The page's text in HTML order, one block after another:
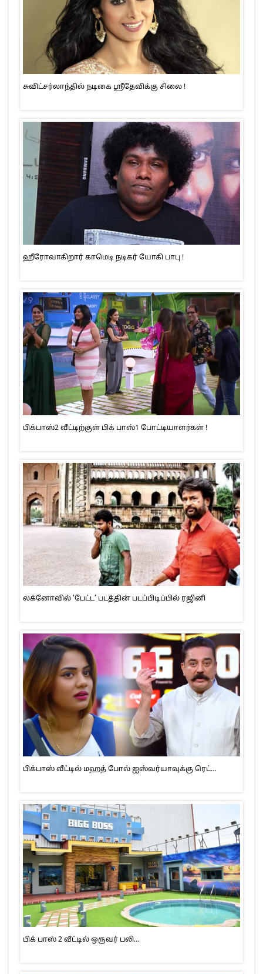
சுவிட்சர்லாந்தில் நடிகை ஸ்ரீதேவிக்கு சிலை !
ஹீரோவாகிறார் காமெடி நடிகர் யோகி பாபு !
பிக்பாஸ்2 வீட்டிற்குள் பிக் பாஸ்1 போட்டியாளர்கள் !
லக்னோவில் ‘பேட்ட’ படத்தின் படப்பிடிப்பில் ரஜினி
பிக்பாஸ் வீட்டில் மஹத் போல் ஐஸ்வர்யாவுக்கு ரெட்…
பிக் பாஸ் 2 வீட்டில் ஒருவர் பலி…